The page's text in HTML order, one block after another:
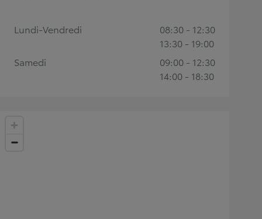
Lundi-Vendredi
08:30 - 12:30
13:30 - 19:00
Samedi
09:00 - 12:30
14:00 - 18:30